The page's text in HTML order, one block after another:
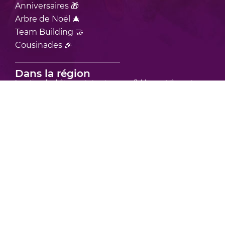
Anniversaires 🎁
Arbre de Noël 🎄
Team Building 🤝
Cousinades 🎉
Dans la région
Location de châteaux et structures gonflables sur Mâcon et ses